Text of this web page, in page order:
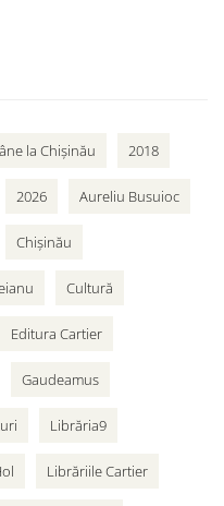
la Chișinău 2018
2026 Aureliu Busuioc
Chișinău
Cultură
Editura Cartier
Gaudeamus
Librăria9
Librăriile Cartier